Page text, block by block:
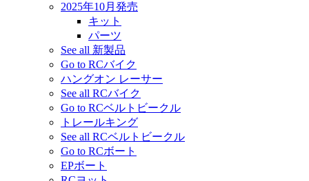
2025年10月発売
キット
パーツ
See all 新製品
Go to RCバイク
ハングオン レーサー
See all RCバイク
Go to RCベルトビークル
トレールキング
See all RCベルトビークル
Go to RCボート
EPボート